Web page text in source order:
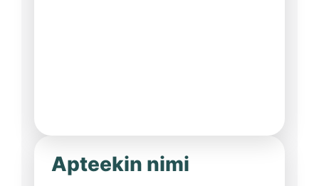
Apteekin nimi